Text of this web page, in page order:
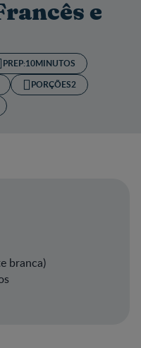
e
PREP:10MINUTOS
PORÇÕES2
branca)